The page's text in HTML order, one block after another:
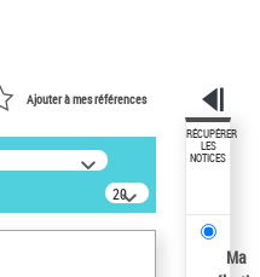
Ajouter à mes références
20
résultats/page
RÉCUPÉRER
LES
NOTICES
Ma